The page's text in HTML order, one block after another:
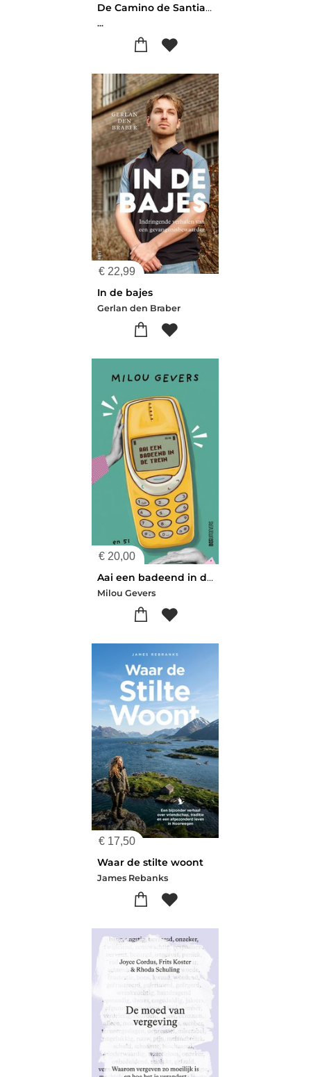
De Camino de Santiago
...
€ 22,99
In de bajes
Gerlan den Braber
€ 20,00
Aai een badeend in de trein
Milou Gevers
€ 17,50
Waar de stilte woont
James Rebanks